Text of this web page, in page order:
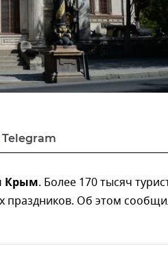
Telegram
Крым. Более 170 тысяч
праздников. Об этом